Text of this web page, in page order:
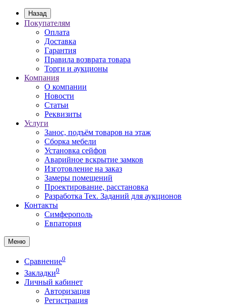
Назад
Покупателям
Оплата
Доставка
Гарантия
Правила возврата товара
Торги и аукционы
Компания
О компании
Новости
Статьи
Реквизиты
Услуги
Занос, подъём товаров на этаж
Сборка мебели
Установка сейфов
Аварийное вскрытие замков
Изготовление на заказ
Замеры помещений
Проектирование, расстановка
Разработка Тех. Заданий для аукционов
Контакты
Симферополь
Евпатория
Меню
Сравнение0
Закладки0
Личный кабинет
Авторизация
Регистрация